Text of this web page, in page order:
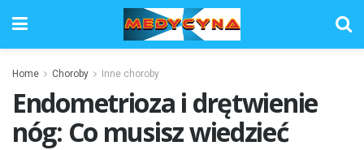
Home Choroby Inne choroby
Endometrioza i drętwienie
nóg: Co musisz wiedzieć